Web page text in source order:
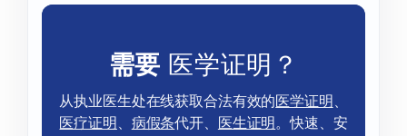
需要 医学证明？
从执业医生处在线获取合法有效的医学证明 、
医疗证明 、 病假条代开、 医生证明。快速、安